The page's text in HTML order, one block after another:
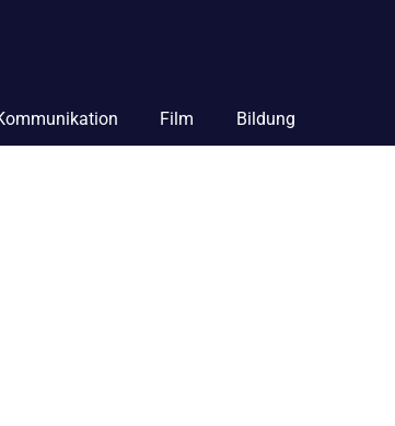
Film Bildung